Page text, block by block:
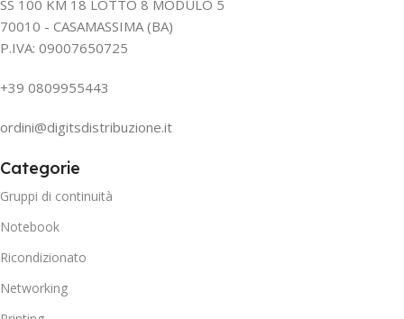
SS 100 KM 18 LOTTO 8 MODULO 5
70010 - CASAMASSIMA (BA)
P.IVA: 09007650725
+39 0809955443
ordini@digitsdistribuzione.it
Categorie
Gruppi di continuità
Notebook
Ricondizionato
Networking